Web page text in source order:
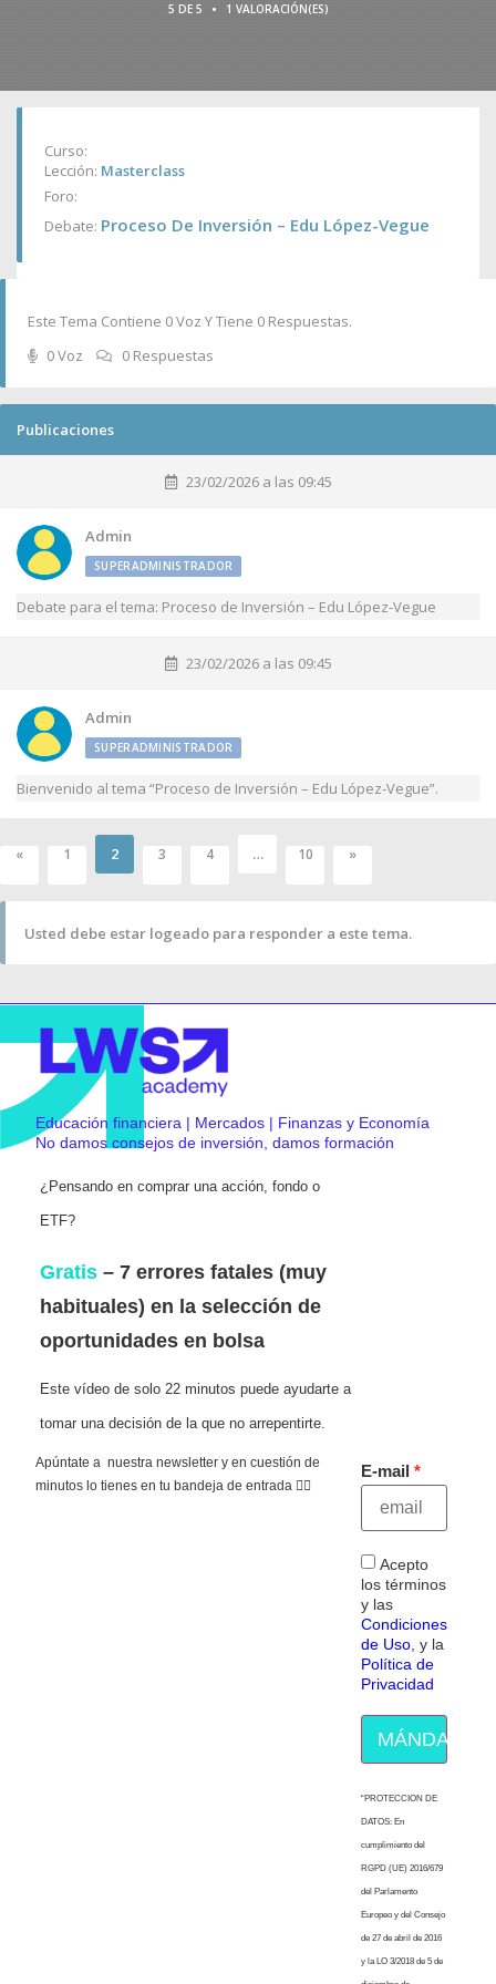
5 DE 5 • 1 VALORACIÓN(ES)
Curso:
Lección: Masterclass
Foro:
Debate: Proceso De Inversión – Edu López-Vegue
Este Tema Contiene 0 Voz Y Tiene 0 Respuestas.
0 Voz
0 Respuestas
Publicaciones
23/02/2026 a las 09:45
Admin
SUPERADMINISTRADOR
Debate para el tema: Proceso de Inversión – Edu López-Vegue
23/02/2026 a las 09:45
Admin
SUPERADMINISTRADOR
Bienvenido al tema “Proceso de Inversión – Edu López-Vegue”.
« 1 2 3 4 … 10 »
Usted debe estar logeado para responder a este tema.
Educación financiera | Mercados | Finanzas y Economía
No damos consejos de inversión, damos formación
¿Pensando en comprar una acción, fondo o
ETF?
Gratis – 7 errores fatales (muy
habituales) en la selección de
oportunidades en bolsa
Este vídeo de solo 22 minutos puede ayudarte a
tomar una decisión de la que no arrepentirte.
Apúntate a nuestra newsletter y en cuestión de
minutos lo tienes en tu bandeja de entrada 👇🏻
E-mail
Acepto
los términos
y las
Condiciones
de Uso , y la
Política de
Privacidad
MÁNDAME
“PROTECCION DE
DATOS: En
cumplimiento del
RGPD (UE) 2016/679
del Parlamento
Europeo y del Consejo
de 27 de abril de 2016
y la LO 3/2018 de 5 de